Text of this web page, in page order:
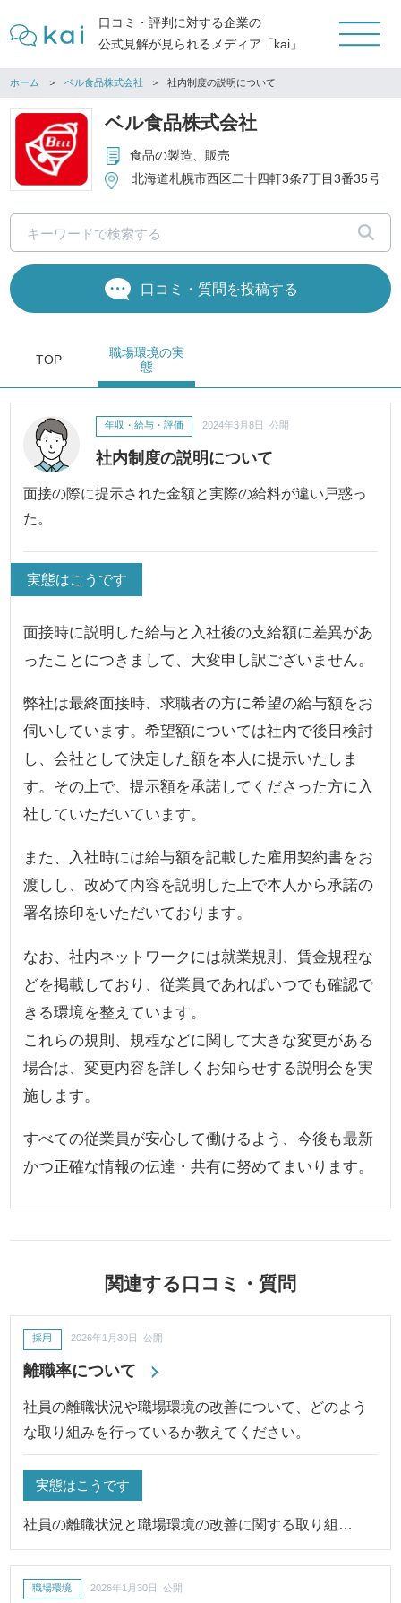
口コミ・評判に対する企業の
公式見解が見られるメディア「kai」
ホーム ベル食品株式会社 社内制度の説明について
ベル食品株式会社
食品の製造、販売
北海道札幌市西区二十四軒3条7丁目3番35号
口コミ・質問を投稿する
TOP
職場環境の実
態
社内制度の説明について
年収・給与・評価 2024年3月8日 公開
面接の際に提示された金額と実際の給料が違い戸惑っ
た。
実態はこうです
面接時に説明した給与と入社後の支給額に差異があ
ったことにつきまして、大変申し訳ございません。
弊社は最終面接時、求職者の方に希望の給与額をお
伺いしています。希望額については社内で後日検討
し、会社として決定した額を本人に提示いたしま
す。その上で、提示額を承諾してくださった方に入
社していただいています。
また、入社時には給与額を記載した雇用契約書をお
渡しし、改めて内容を説明した上で本人から承諾の
署名捺印をいただいております。
なお、社内ネットワークには就業規則、賃金規程な
どを掲載しており、従業員であればいつでも確認で
きる環境を整えています。
これらの規則、規程などに関して大きな変更がある
場合は、変更内容を詳しくお知らせする説明会を実
施します。
すべての従業員が安心して働けるよう、今後も最新
かつ正確な情報の伝達・共有に努めてまいります。
関連する口コミ・質問
離職率について
採用 2026年1月30日 公開
社員の離職状況や職場環境の改善について、どのよう
な取り組みを行っているか教えてください。
実態はこうです
社員の離職状況と職場環境の改善に関する取り組…
職場環境 2026年1月30日 公開